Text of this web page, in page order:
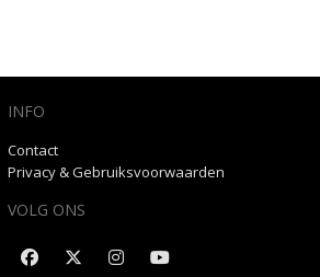
INFO
Contact
Privacy & Gebruiksvoorwaarden
VOLG ONS